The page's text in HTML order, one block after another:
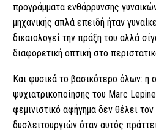
προγράμματα ενθάρρυνσης
μηχανικής απλά επειδή ήταν
δικαιολογεί την πράξη του αλλά
διαφορετική οπτική στο
Και φυσικά το βασικότερο όλων: η
ψυχιατρικοποίησης του Marc
φεμινιστικό αφήγημα δεν θέλει
δυσλειτουργιών όταν αυτός